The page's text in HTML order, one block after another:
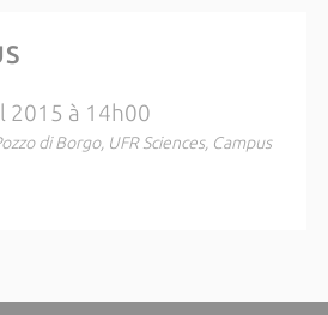
2015 à 14h00
di Borgo, UFR Sciences, Campus